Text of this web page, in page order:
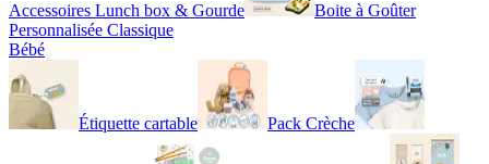
Accessoires Lunch box & Gourde
Boite à Goûter
Personnalisée Classique
Bébé
Étiquette cartable Pack Crèche